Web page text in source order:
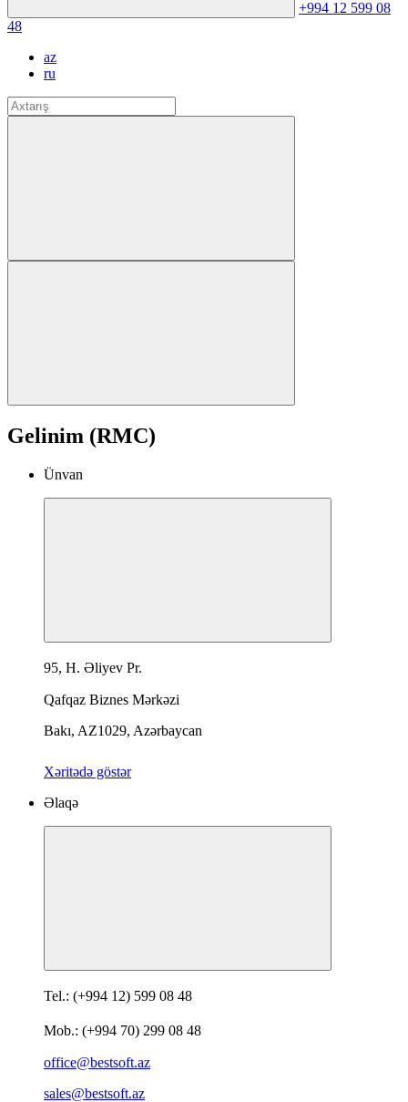
+994 12 599 08
48
az
ru
Gelinim (RMC)
Ünvan
95, H. Əliyev Pr.
Qafqaz Biznes Mərkəzi
Bakı, AZ1029, Azərbaycan
Xəritədə göstər
Əlaqə
Tel.: (+994 12) 599 08 48
Mob.: (+994 70) 299 08 48
office@bestsoft.az
sales@bestsoft.az